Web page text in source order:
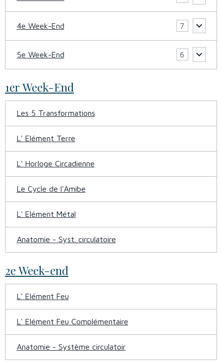
4e Week-End 7
5e Week-End 6
1er Week-End
Les 5 Transformations
L' Elément Terre
L' Horloge Circadienne
Le Cycle de l'Amibe
L' Elément Métal
Anatomie - Syst. circulatoire
2e Week-end
L' Elément Feu
L' Elément Feu Complémentaire
Anatomie - Système circulatoir